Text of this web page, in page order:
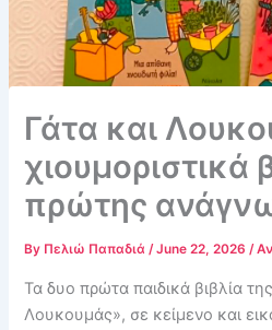
Γάτα και
χιουμοριστικά
πρώτης
By Πελιώ Παπαδιά/June 22, 2026/
Τα δυο πρώτα παιδικά βιβλία
Λουκουμάς», σε κείμενο και